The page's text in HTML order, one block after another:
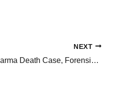
NEXT
Twisha Sharma Death Case, Forensic Experts Collect Crucial Evidence Ahead Of Supreme Court Hearing